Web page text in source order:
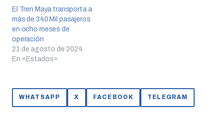
El Tren Maya transporta a
más de 340 Mil pasajeros
en ocho meses de
operación
21 de agosto de 2024
En «Estados»
WHATSAPP X FACEBOOK TELEGRAM